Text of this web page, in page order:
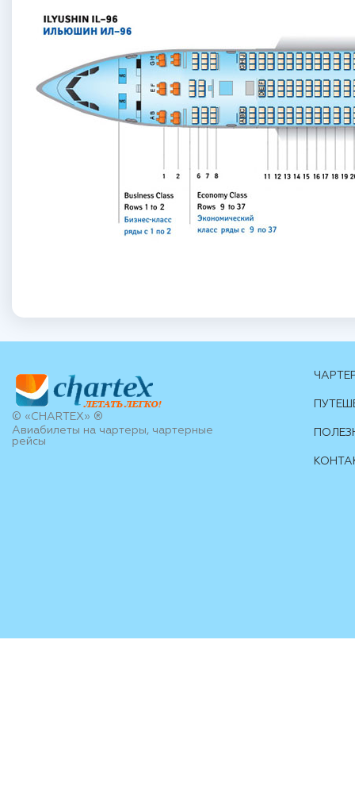
© «CHARTEX» ®
Авиабилеты на чартеры, чартерные
рейсы